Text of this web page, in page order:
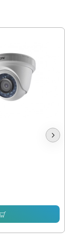
Вътрешна Hikvision